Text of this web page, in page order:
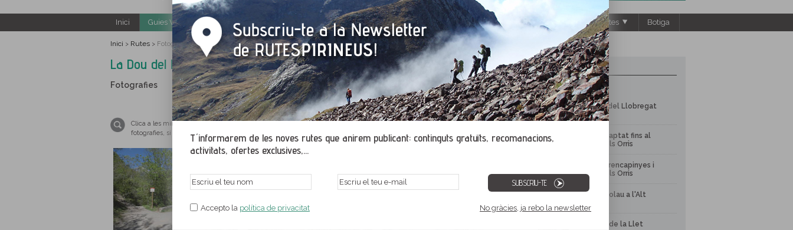
T´informarem de les noves rutes que anirem publicant: continguts gratuïts, recomanacions,
activitats, ofertes exclusives,...
SUBSCRIU-TE
Accepto la política de privacitat No gràcies, ja rebo la newsletter
Inici Guies Web i PDF gratuïtes Excursions i activitats guiades Rutes autoguiades Establiments El Rusc: projectes Botiga
Inici > Rutes > Fotografies La Dou del Bastareny
9 RUTES PROPERES
Alt Llobregat
Les Fonts del Llobregat
Itinerari adaptat fins al
mirador dels Orris
Ruta del Trencapinyes i
mirador dels Orris
Via del Nicolau a l'Alt
El Bullidor de la Llet
La Dou del Bastareny
Fotografies
TORNAR A LA RUTA
Clica a les miniatures per ampliar les imatges i veure-les a tamany pantalla completa. Per veure correctament la galeria de
fotografies, si us plau, tingues el teu navegador web actualitzat amb una de les seves últimes versions.